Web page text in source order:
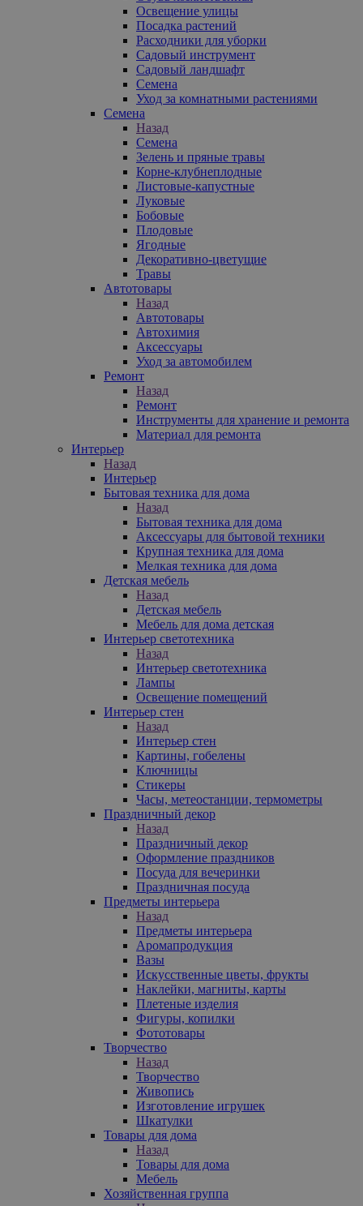
Освещение улицы
Посадка растений
Расходники для уборки
Садовый инструмент
Садовый ландшафт
Семена
Уход за комнатными растениями
Семена
Назад
Семена
Зелень и пряные травы
Корне-клубнеплодные
Листовые-капустные
Луковые
Бобовые
Плодовые
Ягодные
Декоративно-цветущие
Травы
Автотовары
Назад
Автотовары
Автохимия
Аксессуары
Уход за автомобилем
Ремонт
Назад
Ремонт
Инструменты для хранение и ремонта
Материал для ремонта
Интерьер
Назад
Интерьер
Бытовая техника для дома
Назад
Бытовая техника для дома
Аксессуары для бытовой техники
Крупная техника для дома
Мелкая техника для дома
Детская мебель
Назад
Детская мебель
Мебель для дома детская
Интерьер светотехника
Назад
Интерьер светотехника
Лампы
Освещение помещений
Интерьер стен
Назад
Интерьер стен
Картины, гобелены
Ключницы
Стикеры
Часы, метеостанции, термометры
Праздничный декор
Назад
Праздничный декор
Оформление праздников
Посуда для вечеринки
Праздничная посуда
Предметы интерьера
Назад
Предметы интерьера
Аромапродукция
Вазы
Искусственные цветы, фрукты
Наклейки, магниты, карты
Плетеные изделия
Фигуры, копилки
Фототовары
Творчество
Назад
Творчество
Живопись
Изготовление игрушек
Шкатулки
Товары для дома
Назад
Товары для дома
Мебель
Хозяйственная группа